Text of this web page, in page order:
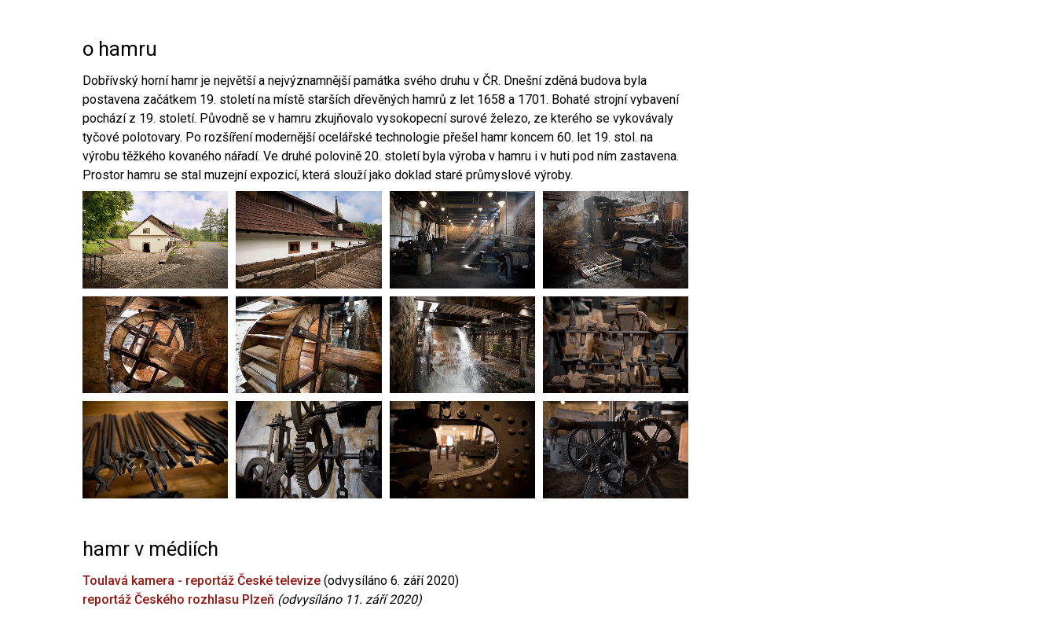
o hamru
Dobřívský horní hamr je největší a nejvýznamnější památka svého druhu v ČR. Dnešní zděná budova byla
postavena začátkem 19. století na místě starších dřevěných hamrů z let 1658 a 1701. Bohaté strojní vybavení
pochází z 19. století. Původně se v hamru zkujňovalo vysokopecní surové železo, ze kterého se vykovávaly
tyčové polotovary. Po rozšíření modernější ocelářské technologie přešel hamr koncem 60. let 19. stol. na
výrobu těžkého kovaného nářadí. Ve druhé polovině 20. století byla výroba v hamru i v huti pod ním zastavena.
Prostor hamru se stal muzejní expozicí, která slouží jako doklad staré průmyslové výroby.
hamr v médiích
Toulavá kamera - reportáž České televize (odvysíláno 6. září 2020)
reportáž Českého rozhlasu Plzeň (odvysíláno 11. září 2020)